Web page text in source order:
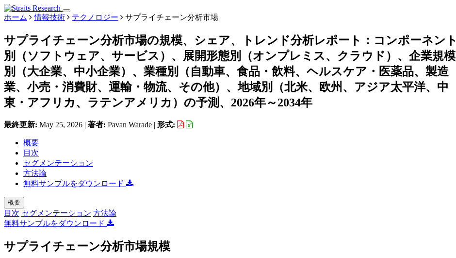
ホーム 情報技術 テクノロジー サプライチェーン分析市場
サプライチェーン分析市場の規模、シェア、トレンド分析レポート：コンポーネント
別（ソフトウェア、サービス）、展開形態別（オンプレミス、クラウド）、企業規模
別（大企業、中小企業）、業種別（自動車、食品・飲料、ヘルスケア・医薬品、製造
業、小売・消費財、運輸・物流、その他）、地域別（北米、欧州、アジア太平洋、中
東・アフリカ、ラテンアメリカ）の予測、2026年～2034年
最終更新: May 25, 2026 | 著者: Pavan Warade | 形式:
概要
目次
セグメンテーション
方法論
無料サンプルをダウンロード
概要
目次 セグメンテーション 方法論
無料サンプルをダウンロード
サプライチェーン分析市場規模